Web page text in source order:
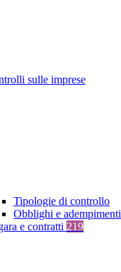
sulle imprese
Tipologie di controllo
Obblighi e adempimenti
e contratti 219